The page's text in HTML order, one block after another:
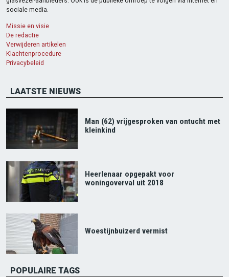
sociale media.
Missie en visie
De redactie
Verwijderen artikelen
Klachtenprocedure
Privacybeleid
LAATSTE NIEUWS
Man (62) vrijgesproken van ontucht met
kleinkind
Heerlenaar opgepakt voor
woningoverval uit 2018
Woestijnbuizerd vermist
POPULAIRE TAGS